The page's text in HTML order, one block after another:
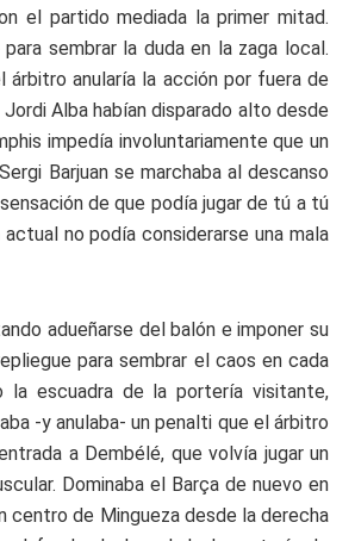
el partido mediada la primer mitad.
sembrar la duda en la zaga local.
árbitro anularía la acción por fuera de
Alba habían disparado alto desde
impedía involuntariamente que un
Barjuan se marchaba al descanso
de que podía jugar de tú a tú
no podía considerarse una mala
adueñarse del balón e imponer su
para sembrar el caos en cada
la escuadra de la portería visitante,
-y anulaba- un penalti que el árbitro
a Dembélé, que volvía jugar un
Dominaba el Barça de nuevo en
centro de Mingueza desde la derecha